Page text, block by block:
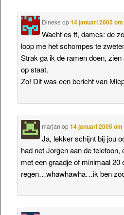
Dineke op14 januari 2005
Wacht es ff, dames: de
loop me het schompes te
Strak ga ik de ramen doen,
op staat.
Zo! Dit was een bericht van
marjan op14 januari 2005
Ja, lekker schijnt bij jou
had net Jorgen aan de telefoon,
met een graadje of minimaal 20
regen…whawhawha…ik ben